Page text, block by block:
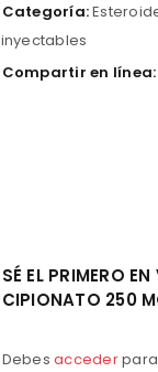
Categoría:
inyectables
Compartir en línea:
SÉ EL PRIMERO
CIPIONATO 250
Debes accederpara